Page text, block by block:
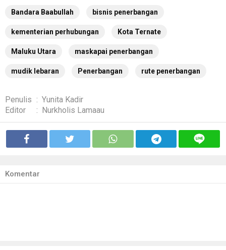
Bandara Baabullah bisnis penerbangan
kementerian perhubungan Kota Ternate
Maluku Utara maskapai penerbangan
mudik lebaran Penerbangan rute penerbangan
Penulis : Yunita Kadir
Editor
: Nurkholis Lamaau
Komentar